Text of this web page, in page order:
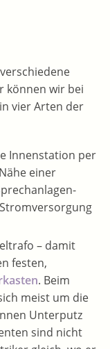
können wir bei
vier Arten der
Innenstation per
einer
– damit
festen,
. Beim
meist um die
Unterputz
sind nicht